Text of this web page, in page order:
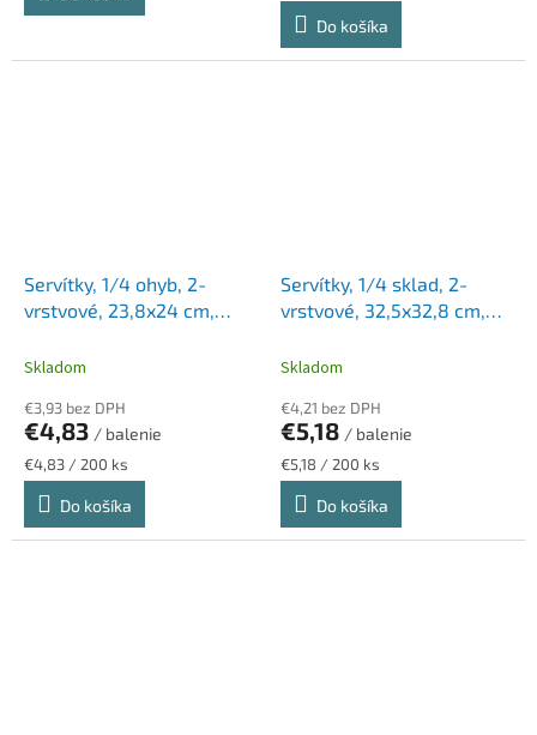
Do košíka
Servítky, 1/4 ohyb, 2-
vrstvové, 23,8x24 cm,
červená
Skladom
€3,93 bez DPH
€4,83 / balenie
Jednotková
cena:
€4,83 / 200 ks
Do košíka
Servítky, 1/4 sklad, 2-
vrstvové, 32,5x32,8 cm,
biela
Skladom
€4,21 bez DPH
€5,18 / balenie
Jednotková
cena:
€5,18 / 200 ks
Do košíka